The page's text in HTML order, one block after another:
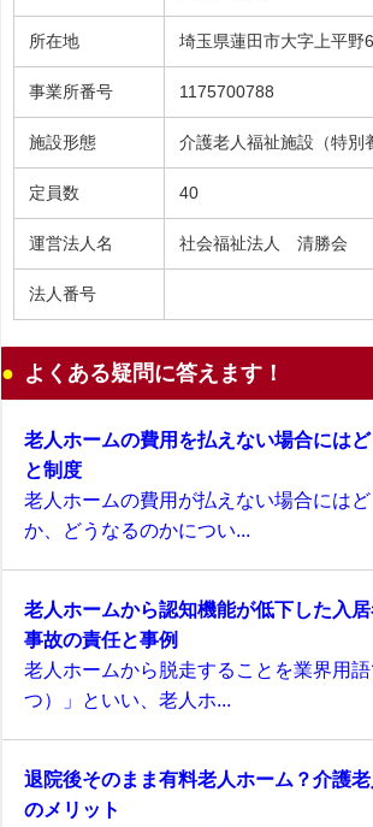
所在地 埼玉県蓮田市大字上平野
事業所番号 1175700788
施設形態 介護老人福祉施設（特別
定員数 40
運営法人名 社会福祉法人 清勝会
法人番号
よくある疑問に答えます！
老人ホームの費用を払えない場合には
と制度
老人ホームの費用が払えない場合には
か、どうなるのかについ...
老人ホームから認知機能が低下した入
事故の責任と事例
老人ホームから脱走することを業界用
つ）」といい、老人ホ...
退院後そのまま有料老人ホーム？介護
のメリット